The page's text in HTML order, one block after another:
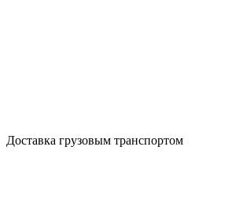
Доставка грузовым транспортом